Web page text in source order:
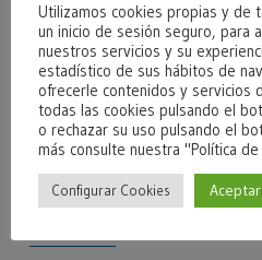
Organoleptic
Firm texture with
Ivory white color
Intense smell
Intense flavor with
Recommended with
Utilizamos cookies propias y de
un inicio de sesión seguro, para
nuestros servicios y su
estadístico de sus hábitos de
ofrecerle contenidos y servicios
todas las cookies pulsando el
o rechazar su uso pulsando el
más consulte nuestra "Política
Configurar Cookies